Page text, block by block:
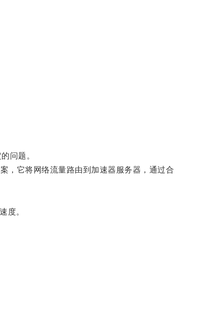
问题。
它将网络流量路由到加速器服务器，通过合
度。